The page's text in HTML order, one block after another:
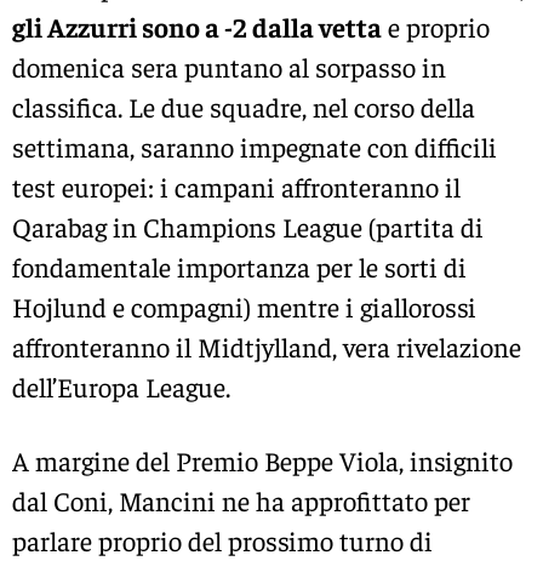
gli Azzurri sono a -2 dalla vettae proprio
domenica sera puntano al sorpasso in
classifica. Le due squadre, nel corso della
settimana, saranno impegnate con difficili
test europei: i campani affronteranno il
Qarabag in Champions League (partita di
fondamentale importanza per le sorti di
Hojlund e compagni) mentre i giallorossi
affronteranno il Midtjylland, vera rivelazione
dell’Europa League.
A margine del Premio Beppe Viola, insignito
dal Coni, Mancini ne ha approfittato per
parlare proprio del prossimo turno di